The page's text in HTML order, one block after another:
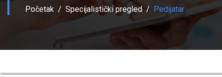
Početak Specijalistički pregled Pedijatar